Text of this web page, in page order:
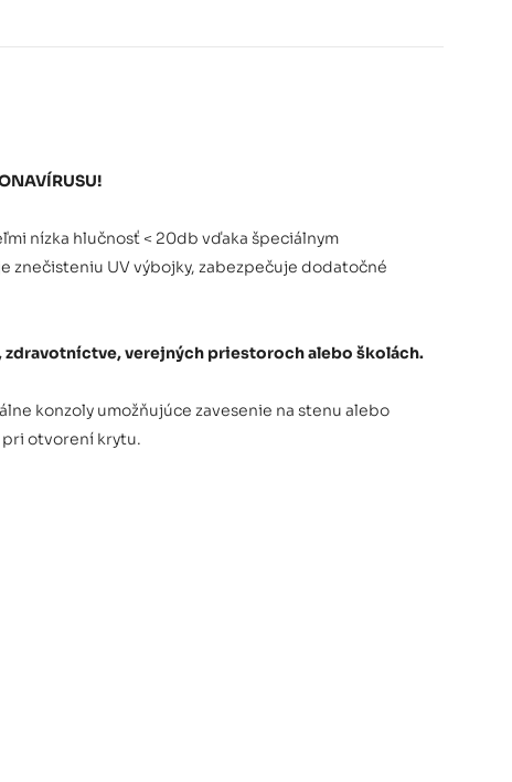
nízka hlučnosť < 20db vďaka špeciálnym
znečisteniu UV výbojky, zabezpečuje dodatočné
verejných priestoroch alebo školách.
konzoly umožňujúce zavesenie na stenu alebo
pri otvorení krytu.